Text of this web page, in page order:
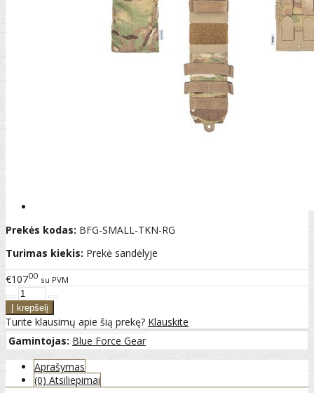
Prekės kodas: BFG-SMALL-TKN-RG
Turimas kiekis: Prekė sandėlyje
€10700 su PVM
Turite klausimų apie šią prekę? Klauskite
Gamintojas: Blue Force Gear
Aprašymas
(0) Atsiliepimai